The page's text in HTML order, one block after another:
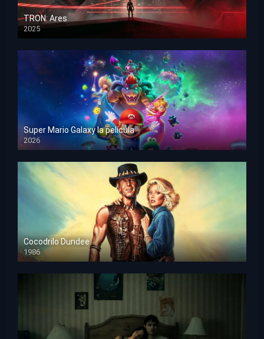
TRON: Ares
2025
HD 1080p
Super Mario Galaxy la película
2026
HD 1080p
Cocodrilo Dundee
1986
HD 1080p